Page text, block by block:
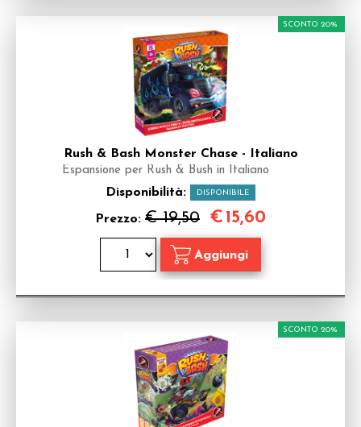
Rush & Bash Monster Chase - Italiano
Espansione per Rush & Bush in Italiano
Disponibilità: DISPONIBILE
Prezzo: € 19,50
SCONTO 20%
€15,60
SCONTO 20%